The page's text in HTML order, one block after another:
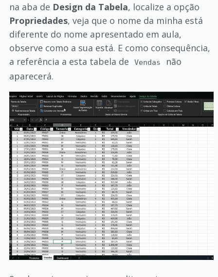
na aba de Design da Tabela, localize a opção
Propriedades, veja que o nome da minha está
diferente do nome apresentado em aula,
observe como a sua está. E como consequência,
a referência a esta tabela de
Vendas
não
aparecerá.